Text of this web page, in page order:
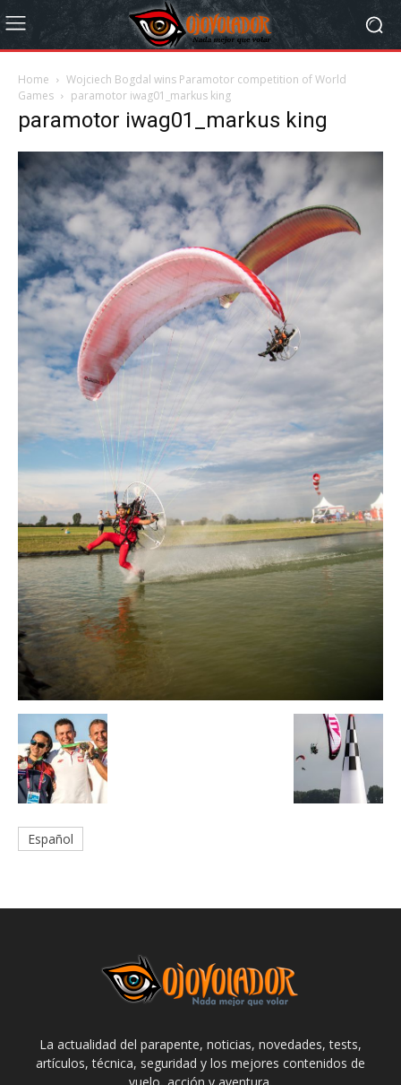
Home
Wojciech Bogdal wins Paramotor competition of World
Games
paramotor iwag01_markus king
paramotor iwag01_markus king
Español
La actualidad del parapente, noticias, novedades, tests,
artículos, técnica, seguridad y los mejores contenidos de